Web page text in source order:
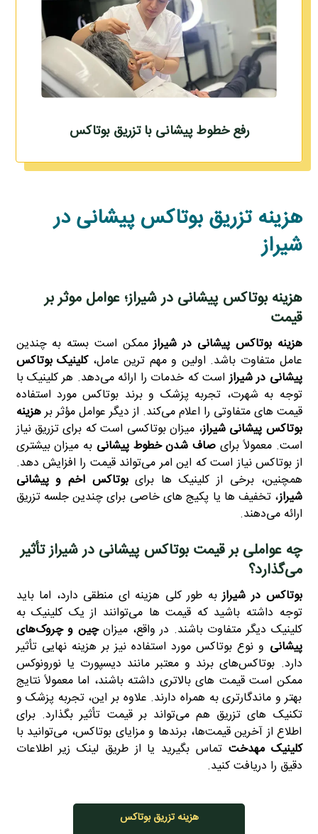
رفع خطوط پیشانی با تزریق بوتاکس
هزینه تزریق بوتاکس پیشانی در
شیراز
هزینه بوتاکس پیشانی در شیراز؛ عوامل موثر بر
قیمت
هزینه بوتاکس پیشانی در شیرازممکن است بسته به چندین
عامل متفاوت باشد. اولین و مهم‌ ترین عامل،کلینیک بوتاکس
پیشانی در شیرازاست که خدمات را ارائه می‌دهد. هر کلینیک با
توجه به شهرت، تجربه پزشک و برند بوتاکس مورد استفاده
قیمت‌ های متفاوتی را اعلام می‌کند. از دیگر عوامل مؤثر برهزینه
بوتاکس پیشانی شیراز، میزان بوتاکسی است که برای تزریق نیاز
است. معمولاً برای صاف شدن خطوط پیشانی به میزان بیشتری
از بوتاکس نیاز است که این امر می‌تواند قیمت را افزایش دهد.
همچنین، برخی از کلینیک‌ ها برایبوتاکس اخم و پیشانی
شیراز، تخفیف‌ ها یا پکیج‌ های خاصی برای چندین جلسه تزریق
ارائه می‌دهند.
چه عواملی بر قیمت بوتاکس پیشانی در شیراز تأثیر
می‌گذارد؟
بوتاکس در شیرازبه‌ طور کلی هزینه‌ ای منطقی دارد، اما باید
توجه داشته باشید که قیمت‌ ها می‌توانند از یک کلینیک به
کلینیک دیگر متفاوت باشند. در واقع، میزانچین و چروک‌های
پیشانی و نوع بوتاکس مورد استفاده نیز بر هزینه نهایی تأثیر
دارد. بوتاکس‌های برند و معتبر مانند دیسپورت یا نورونوکس
ممکن است قیمت‌ های بالاتری داشته باشند، اما معمولاً نتایج
بهتر و ماندگارتری به همراه دارند. علاوه بر این، تجربه پزشک و
تکنیک‌ های تزریق هم می‌تواند بر قیمت تأثیر بگذارد. برای
اطلاع از آخرین قیمت‌ها، برندها و مزایای بوتاکس، می‌توانید با
کلینیک مهدخت تماس بگیرید یا از طریق لینک زیر اطلاعات
دقیق را دریافت کنید.
هزینه تزریق بوتاکس